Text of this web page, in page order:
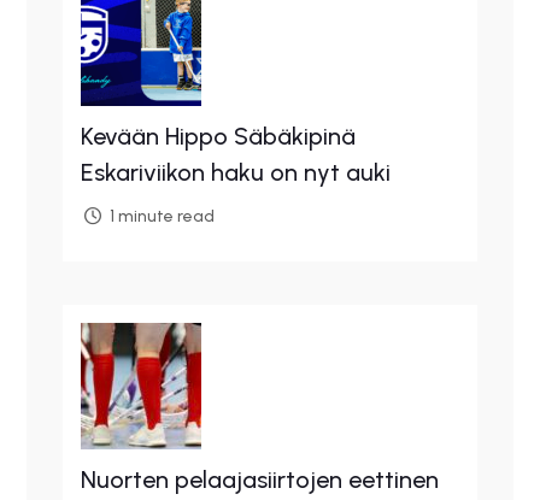
Kevään Hippo Säbäkipinä
Eskariviikon haku on nyt auki
1 minute read
Nuorten pelaajasiirtojen eettinen